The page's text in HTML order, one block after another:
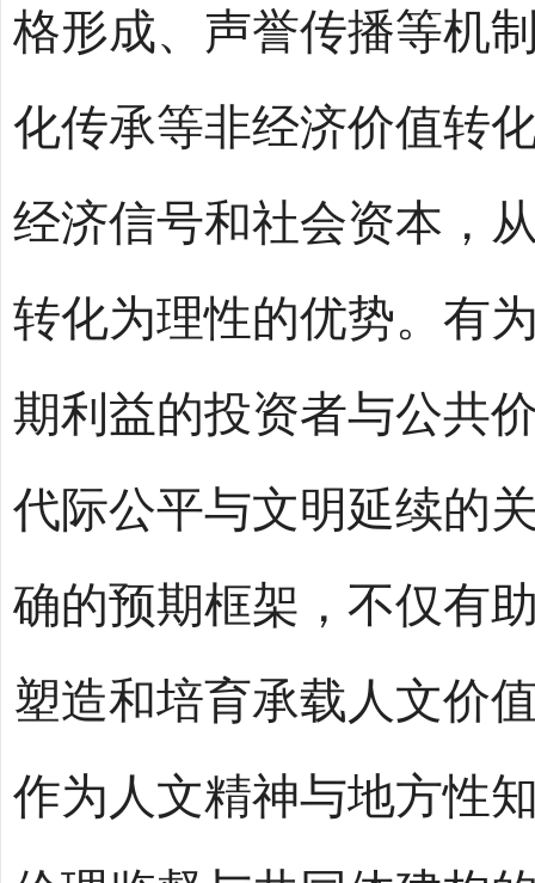
格形成、声誉传播等机
化传承等非经济价值转
经济信号和社会资本，
转化为理性的优势。有
期利益的投资者与公共
代际公平与文明延续的
确的预期框架，不仅有
塑造和培育承载人文价
作为人文精神与地方性